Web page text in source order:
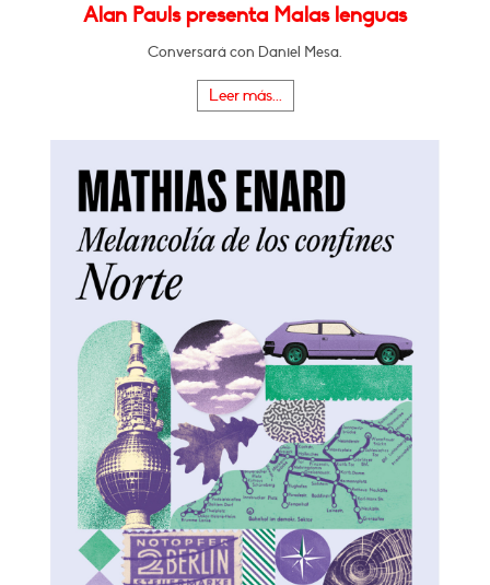
Alan Pauls presenta Malas lenguas
Conversará con Daniel Mesa.
Leer más...